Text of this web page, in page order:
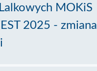
MOKiS
2025 - zmiana